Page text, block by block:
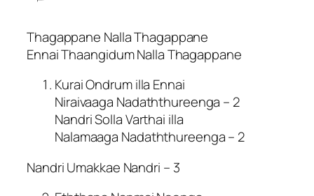
Thagappane Nalla Thagappane
Ennai Thaangidum Nalla Thagappane
Kurai Ondrum illa Ennai
Niraivaaga Nadaththureenga – 2
Nandri Solla Varthai illa
Nalamaaga Nadaththureenga – 2
Nandri Umakkae Nandri – 3